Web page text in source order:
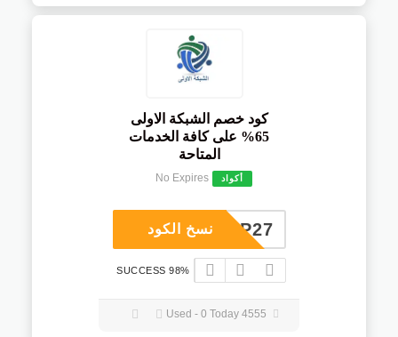
كود خصم الشبكة الاولى
65% على كافة الخدمات
المتاحة
أكواد No Expires
COUP27نسخ الكود
98% SUCCESS